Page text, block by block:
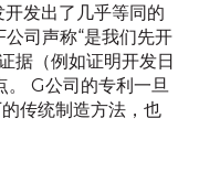
发出了几乎等同的
司声称“是我们先开
据（例如证明开发日
。 G公司的专利一旦
传统制造方法，也